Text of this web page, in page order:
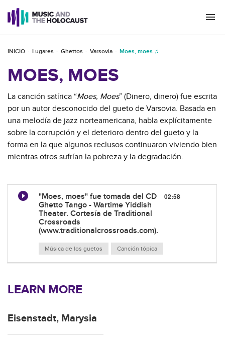
INICIO Lugares Ghettos Varsovia Moes, moes ♫
MOES, MOES
La canción satírica “Moes, Moes” (Dinero, dinero) fue escrita
por un autor desconocido del gueto de Varsovia. Basada en
una melodía de jazz norteamericana, habla explícitamente
sobre la corrupción y el deterioro dentro del gueto y la
forma en la que algunos reclusos continuaron viviendo bien
mientras otros sufrían la pobreza y la degradación.
"Moes, moes" fue tomada del CD
Ghetto Tango - Wartime Yiddish
Theater. Cortesía de Traditional
Crossroads
(www.traditionalcrossroads.com).
Música de los guetos Canción tópica
02:58
LEARN MORE
Eisenstadt, Marysia